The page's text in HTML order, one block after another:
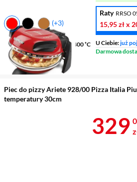
(+3)
Moc 1200 W
Maksymalna temperatura
400 ˚C
Średnica pizzy 31 cm
Timer tak
Raty RRSO
15,95 złx
U Ciebie:już
Darmowa
Piec do pizzy Ariete 928/00 Pizza Italia
temperatury 30cm
329